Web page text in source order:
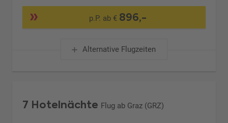
p.P. ab € 896,-
Alternative Flugzeiten
7 Hotelnächte Flug ab Graz (GRZ)